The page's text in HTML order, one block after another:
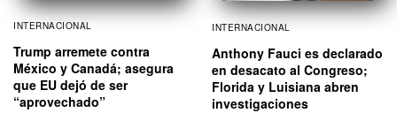
INTERNACIONAL
Trump arremete contra
México y Canadá; asegura
que EU dejó de ser
“aprovechado”
INTERNACIONAL
Anthony Fauci es declarado
en desacato al Congreso;
Florida y Luisiana abren
investigaciones